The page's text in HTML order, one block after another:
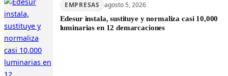
EMPRESAS agosto 5, 2026
Edesur instala, sustituye y normaliza casi 10,000
luminarias en 12 demarcaciones